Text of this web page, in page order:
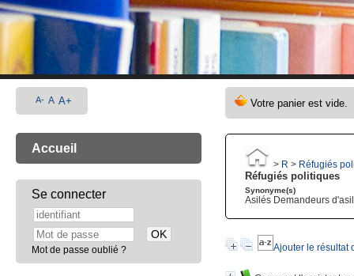
> R > Réfugiés
Réfugiés politiques
Synonyme(s)
Asilés Demandeurs
Ajouter le résultat
A- A A+
Accueil
Se connecter
Mot de passe oublié ?